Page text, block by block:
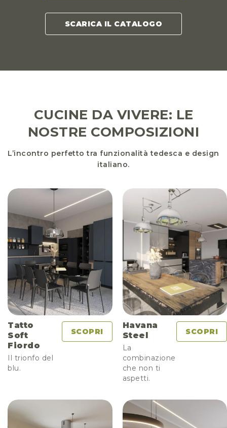
SCARICA IL CATALOGO
CUCINE DA VIVERE: LE
NOSTRE COMPOSIZIONI
L’incontro perfetto tra funzionalità tedesca e design
italiano.
Tatto
Soft
Fiordo
Il trionfo del
blu.
SCOPRI
Havana
Steel
La
combinazione
che non ti
aspetti.
SCOPRI